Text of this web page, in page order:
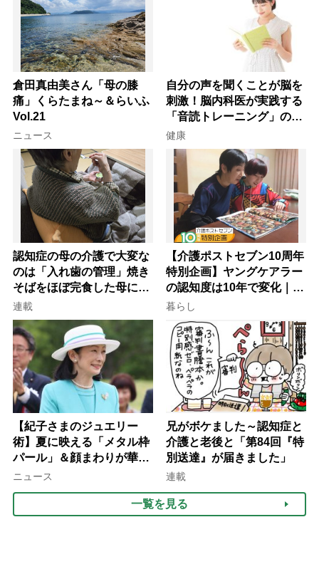
倉田真由美さん「母の膝
痛」くらたまね～＆らいふ
Vol.21
ニュース
自分の声を聞くことが脳を
刺激！脳内科医が実践する
「音読トレーニング」の極
意
健康
認知症の母の介護で大変な
のは「入れ歯の管理」焼き
そばをほぼ完食した母に息
子が血の気が引いた理由
連載
【介護ポストセブン10周年
特別企画】ヤングケアラー
の認知度は10年で変化｜流
行語大賞にノミネート、法
律にも明記されたが果たし
て現在は？
暮らし
【紀子さまのジュエリー
術】夏に映える「メタル枠
パール」＆顔まわりが華や
ぐ「揺れる一粒」の使い分
ニュース
兄がボケました～認知症と
介護と老後と「第84回『特
別送達』が届きました」
連載
一覧を見る